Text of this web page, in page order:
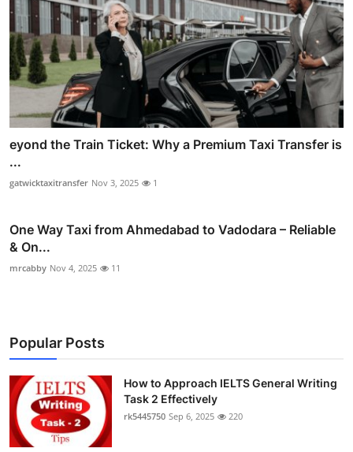
eyond the Train Ticket: Why a Premium Taxi Transfer is
...
gatwicktaxitransfer Nov 3, 2025 1
One Way Taxi from Ahmedabad to Vadodara – Reliable
& On...
mrcabby Nov 4, 2025 11
Popular Posts
How to Approach IELTS General Writing
Task 2 Effectively
rk5445750 Sep 6, 2025 220